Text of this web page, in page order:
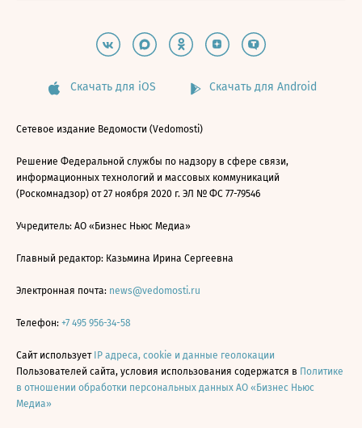
Скачать для iOS Скачать для Android
Сетевое издание Ведомости (Vedomosti)
Решение Федеральной службы по надзору в сфере связи,
информационных технологий и массовых коммуникаций
(Роскомнадзор) от 27 ноября 2020 г. ЭЛ № ФС 77-79546
Учредитель: АО «Бизнес Ньюс Медиа»
Главный редактор: Казьмина Ирина Сергеевна
Электронная почта: news@vedomosti.ru
Телефон: +7 495 956-34-58
Сайт использует IP адреса, cookie и данные геолокации
Пользователей сайта, условия использования содержатся в Политике
в отношении обработки персональных данных АО «Бизнес Ньюс
Медиа»